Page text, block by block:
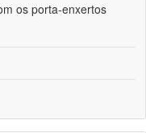
os porta-enxertos